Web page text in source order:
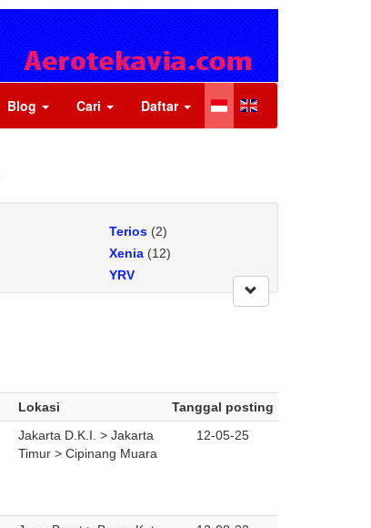
Blog Cari Daftar
Terios(2)
Xenia(12)
YRV
Zebra(1)
Lokasi
Tanggal posting
Jakarta D.K.I. > Jakarta
Timur > Cipinang Muara
12-05-25